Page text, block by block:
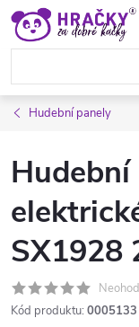
Přejít
obsah
Hudební panely
SX1928
Kód produktu: 0005133